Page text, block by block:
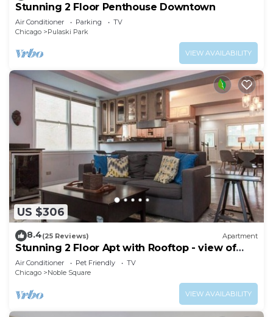
Stunning 2 Floor Penthouse Downtown
Air Conditioner Parking
TV
Chicago
Pulaski Park
VIEW AVAILABILITY
US $306
8.4(25 Reviews) Apartment
Stunning 2 Floor Apt with Rooftop - view of
Loop!
Air Conditioner Pet Friendly
TV
Chicago
Noble Square
VIEW AVAILABILITY